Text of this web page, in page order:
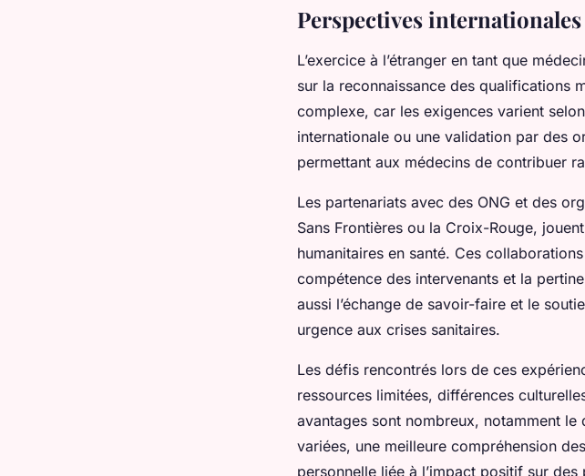
Perspectives
L’exercice à l’étranger en tant que
sur la reconnaissance des qualifications
complexe, car les exigences varient
internationale ou une validation par des
permettant aux médecins de contribuer
Les partenariats avec des ONG et des
Sans Frontières ou la Croix-Rouge,
humanitaires en santé. Ces
compétence des intervenants et la
aussi l’échange de savoir-faire et le
urgence aux crises sanitaires.
Les défis rencontrés lors de ces
ressources limitées, différences
avantages sont nombreux, notamment
variées, une meilleure compréhension
personnelle liée à l’impact positif sur